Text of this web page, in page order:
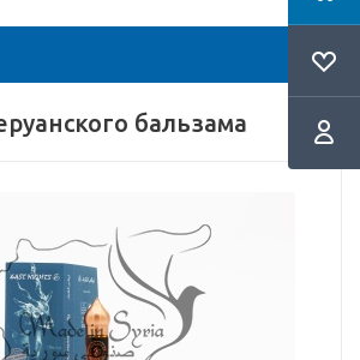
бальзама